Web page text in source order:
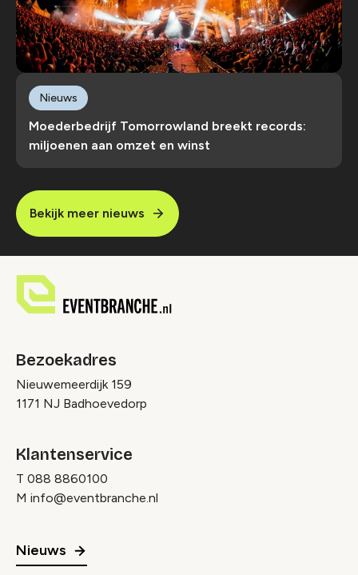
Moederbedrijf Tomorrowland breekt records:
miljoenen aan omzet en winst
Nieuws
Bekijk meer nieuws
Bezoekadres
Nieuwemeerdijk 159
1171 NJ Badhoevedorp
Klantenservice
T 088 8860100
M info@eventbranche.nl
Nieuws